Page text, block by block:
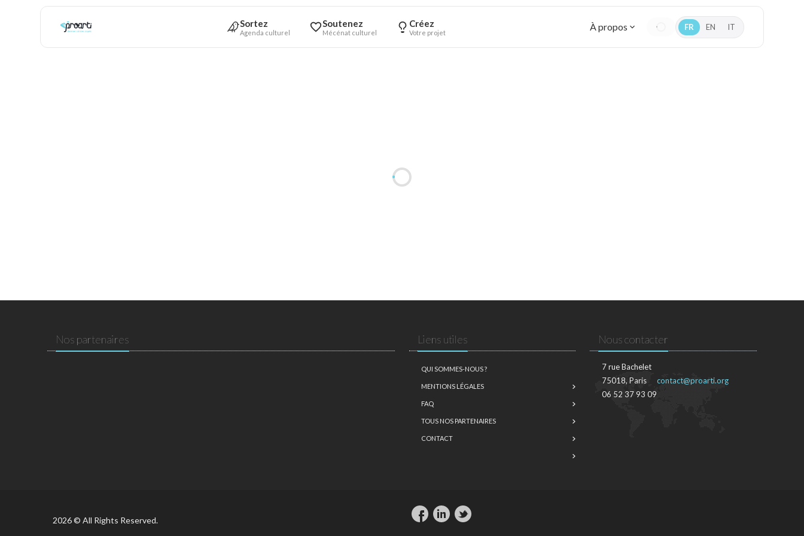
Sortez
Agenda culturel
Soutenez
Mécénat culturel
Créez
Votre projet À propos FR EN IT
Nos partenaires Liens utiles
QUI SOMMES-NOUS ?
MENTIONS LÉGALES
FAQ
TOUS NOS PARTENAIRES
CONTACT
Nous contacter
7 rue Bachelet
75018, Paris
06 52 37 93 09
contact@proarti.org
2026 © All Rights Reserved.